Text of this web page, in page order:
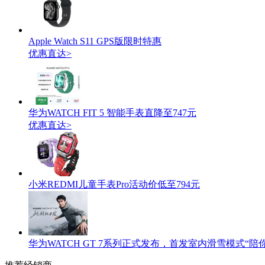
Apple Watch S11 GPS版限时特惠
优惠直达>
华为WATCH FIT 5 智能手表直降至747元
优惠直达>
小米REDMI儿童手表Pro活动价低至794元
华为WATCH GT 7系列正式发布，首发室内滑雪模式“陪